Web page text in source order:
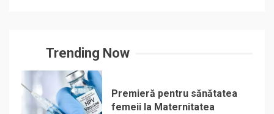
Trending Now
Premieră pentru sănătatea
femeii la Maternitatea